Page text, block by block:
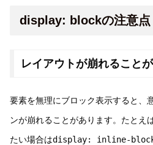
display: blockの注意点
レイアウトが崩れること
要素を無理にブロック表示すると、
ンが崩れることがあります。たとえ
たい場合はdisplay: inline-